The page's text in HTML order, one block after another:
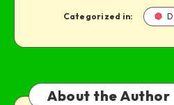
Categorized in:
About the Author